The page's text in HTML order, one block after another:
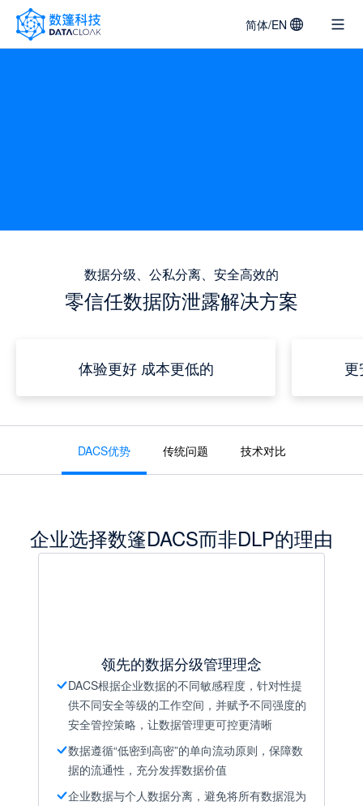
DATACLOAK
LOGO
简体/EN
数据分级、公私分离、安全高效的
零信任数据防泄露解决方案
体验更好 成本更低的 更
DACS优势 传统问题 技术对比
企业选择数篷DACS而非DLP的理由
领先的数据分级管理理念
DACS根据企业数据的不同敏感程度，针对性提
供不同安全等级的工作空间，并赋予不同强度的
安全管控策略，让数据管理更可控更清晰
数据遵循“低密到高密”的单向流动原则，保障数
据的流通性，充分发挥数据价值
企业数据与个人数据分离，避免将所有数据混为